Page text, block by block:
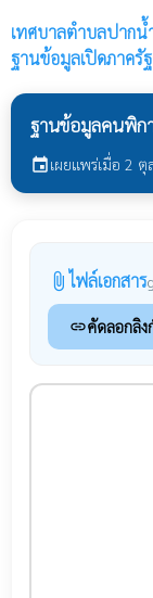
เทศบาลตำบลปาก
ฐานข้อมูลเปิดภาครั
ฐานข้อมูลคนพิก
eventเผยแพร่เมื่อ 2
attach_file ไฟล์เอกสาร
linkคัดลอกลิง